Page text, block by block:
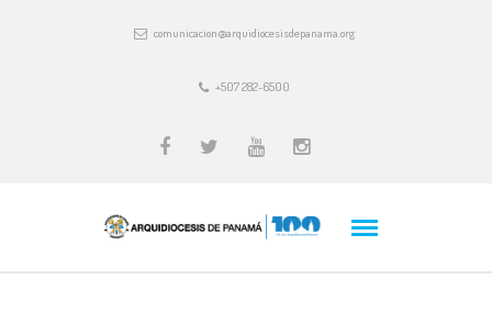
comunicacion@arquidiocesisdepanama.org
+507 282-6500